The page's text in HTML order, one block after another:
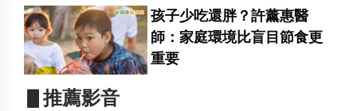
孩子少吃還胖？許薰惠醫
師：家庭環境比盲目節食更
重要
▋推薦影音